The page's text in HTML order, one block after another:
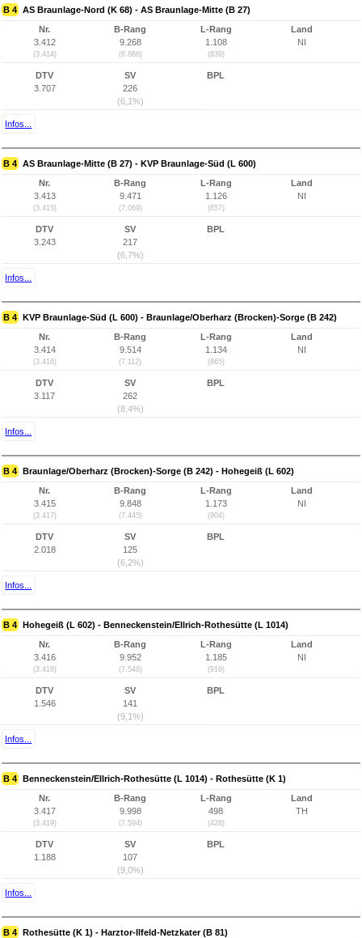
B 4 AS Braunlage-Nord (K 68) - AS Braunlage-Mitte (B 27)
Nr.
3.412
(3.414)
B-Rang
9.268
(6.866)
L-Rang
1.108
(839)
Land
NI
DTV
3.707
SV
226
(6,1%)
BPL
Infos...
B 4 AS Braunlage-Mitte (B 27) - KVP Braunlage-Süd (L 600)
Nr.
3.413
(3.415)
B-Rang
9.471
(7.069)
L-Rang
1.126
(857)
Land
NI
DTV
3.243
SV
217
(6,7%)
BPL
Infos...
B 4 KVP Braunlage-Süd (L 600) - Braunlage/Oberharz (Brocken)-Sorge (B 242)
Nr.
3.414
(3.416)
B-Rang
9.514
(7.112)
L-Rang
1.134
(865)
Land
NI
DTV
3.117
SV
262
(8,4%)
BPL
Infos...
B 4 Braunlage/Oberharz (Brocken)-Sorge (B 242) - Hohegeiß (L 602)
Nr.
3.415
(3.417)
B-Rang
9.848
(7.445)
L-Rang
1.173
(904)
Land
NI
DTV
2.018
SV
125
(6,2%)
BPL
Infos...
B 4 Hohegeiß (L 602) - Benneckenstein/Ellrich-Rothesütte (L 1014)
Nr.
3.416
(3.418)
B-Rang
9.952
(7.548)
L-Rang
1.185
(916)
Land
NI
DTV
1.546
SV
141
(9,1%)
BPL
Infos...
B 4 Benneckenstein/Ellrich-Rothesütte (L 1014) - Rothesütte (K 1)
Nr.
3.417
(3.419)
B-Rang
9.998
(7.594)
L-Rang
498
(428)
Land
TH
DTV
1.188
SV
107
(9,0%)
BPL
Infos...
B 4 Rothesütte (K 1) - Harztor-Ilfeld-Netzkater (B 81)